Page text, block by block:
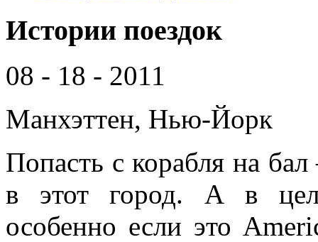
Истории поездок
08 - 18 - 2011
Манхэттен, Нью-Йорк
Попасть с корабля на
в этот город. А в
особенно если это